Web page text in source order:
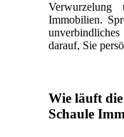
Immobilien.
darauf, Sie
Wie läuft
Schaule